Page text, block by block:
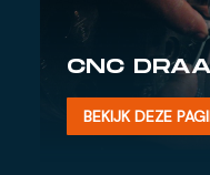
CNC
BEKIJK DEZE